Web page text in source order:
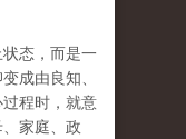
态，而是一
成由良知、
程时，就意
家庭、政